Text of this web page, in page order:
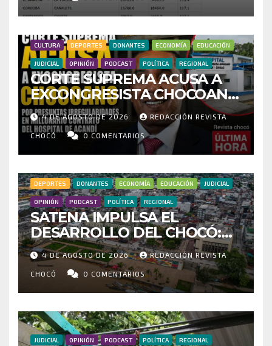
FRAUDE
CULTURA DEPORTES DONANTES ECONOMÍA EDUCACIÓN
JUDICIAL OPINIÓN PODCAST POLÍTICA REGIONAL
CORTE SUPREMA ACUSA A
EXCONGRESISTA CHOCOANO
POR PRESUNTAS
IRREGULARIDADES EN
MILLONARIO CONTRATO DEL
HOSPITAL DE ACANDÍ
4 DE AGOSTO DE 2026 REDACCIÓN REVISTA
CHOCÓ 0 COMENTARIOS
DEPORTES DONANTES ECONOMÍA EDUCACIÓN JUDICIAL
OPINIÓN PODCAST POLÍTICA REGIONAL
SATENA IMPULSA EL
DESARROLLO DEL CHOCÓ:
MÁS DE 35 MIL PASAJEROS
MOVILIZADOS Y NUEVAS
RUTAS FORTALECEN LA
CONECTIVIDAD
4 DE AGOSTO DE 2026 REDACCIÓN REVISTA
CHOCÓ 0 COMENTARIOS
JUDICIAL OPINIÓN PODCAST POLÍTICA REGIONAL